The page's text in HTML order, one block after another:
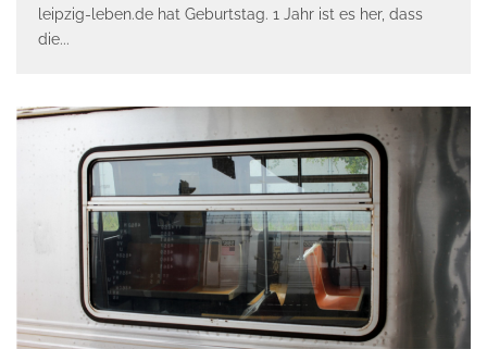
leipzig-leben.de hat Geburtstag. 1 Jahr ist es her, dass
die...